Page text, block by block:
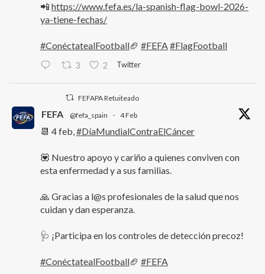
📲 https://www.fefa.es/la-spanish-flag-bowl-2026-
ya-tiene-fechas/
#ConéctatealFootball🏈 #FEFA#FlagFootball
3 2 Twitter
FEFAPA Retuiteado
FEFA @fefa_spain · 4 Feb
📆 4 feb,#DíaMundialContraElCáncer
💟 Nuestro apoyo y cariño a quienes conviven con
esta enfermedad y a sus familias.
🙏 Gracias a l@s profesionales de la salud que nos
cuidan y dan esperanza.
🩺 ¡Participa en los controles de detección precoz!
#ConéctatealFootball🏈 #FEFA